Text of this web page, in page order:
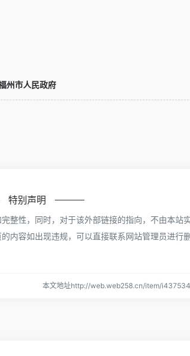
州市人民政府
特别声明
整性，同时，对于该外部链接的指向，不由本站
内容如出现违规，可以直接联系网站管理员进行
本文地址http://web.web258.cn/item/